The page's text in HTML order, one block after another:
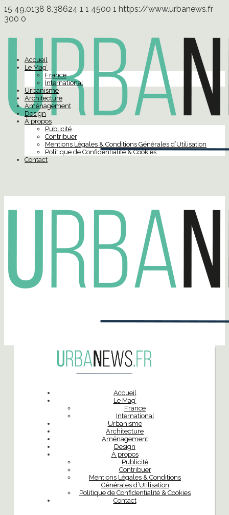
15 49.0138 8.38624 1 1 4500 1 https://www.urbanews.fr
300 0
Accueil
Le Mag’
France
International
Urbanisme
Architecture
Aménagement
Design
À propos
Publicité
Contribuer
Mentions Légales & Conditions Générales d’Utilisation
Politique de Confidentialité & Cookies
Contact
Accueil
Le Mag’
France
International
Urbanisme
Architecture
Aménagement
Design
À propos
Publicité
Contribuer
Mentions Légales & Conditions
Générales d’Utilisation
Politique de Confidentialité & Cookies
Contact